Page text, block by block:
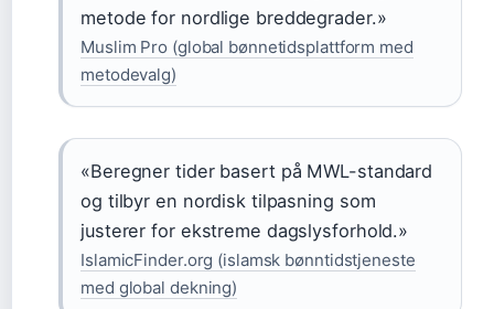
metode for nordlige breddegrader.»
Muslim Pro (global bønnetidsplattform med
metodevalg)
«Beregner tider basert på MWL-standard
og tilbyr en nordisk tilpasning som
justerer for ekstreme dagslysforhold.»
IslamicFinder.org (islamsk bønntidstjeneste
med global dekning)